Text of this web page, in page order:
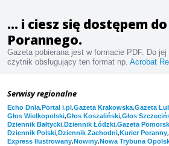
... i ciesz się dostępem
Porannego.
Gazeta pobierana jest w formacie PDF. Do
czytnik obsługujący ten format np. Acrobat
Serwisy regionalne
Echo Dnia,Portal i.pl,Gazeta Krakowska,Gazeta
Głos Wielkopolski,Głos Koszaliński,Głos
Dziennik Bałtycki,Dziennik Łódzki,Gazeta
Dziennik Polski,Dziennik Zachodni,Kurier Poranny,
Express Ilustrowany,Nowiny,Nowa Trybuna